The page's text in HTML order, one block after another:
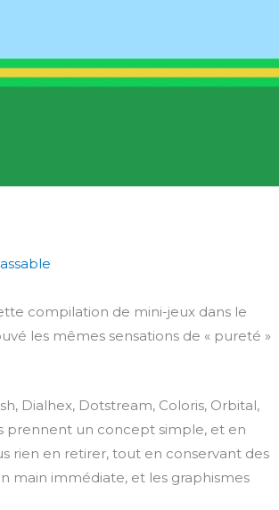
compilation de mini-jeux dans le
les mêmes sensations de « pureté »
Dialhex, Dotstream, Coloris, Orbital,
prennent un concept simple, et en
rien en retirer, tout en conservant des
main immédiate, et les graphismes